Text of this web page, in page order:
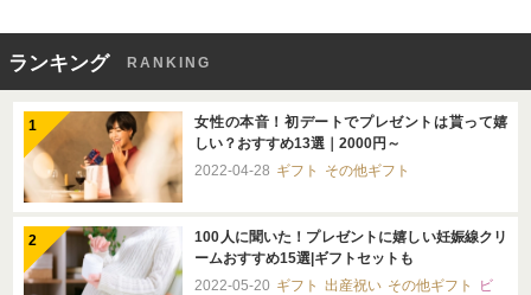
ランキング RANKING
女性の本音！初デートでプレゼントは貰って嬉
しい？おすすめ13選｜2000円～
2022-04-28 ギフト その他ギフト
100人に聞いた！プレゼントに嬉しい妊娠線クリ
ームおすすめ15選|ギフトセットも
2022-05-20 ギフト 出産祝い その他ギフト
ビ